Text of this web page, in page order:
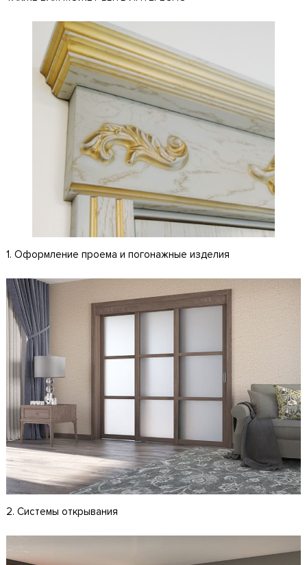
1. Оформление проема и погонажные изделия
2. Системы открывания